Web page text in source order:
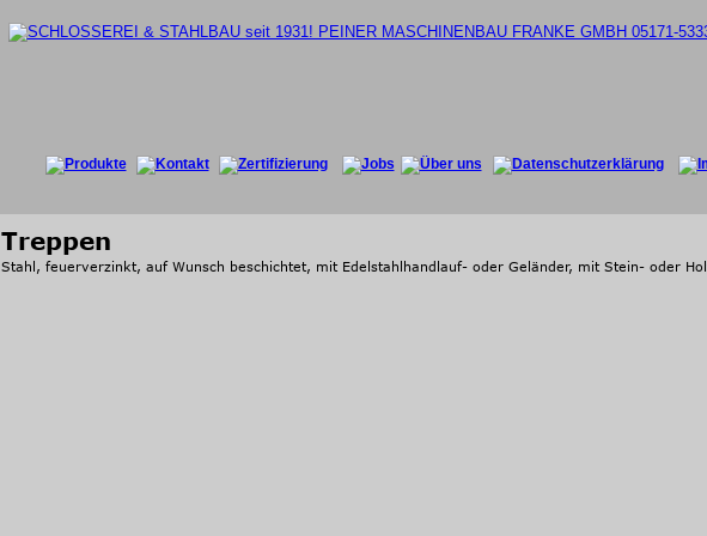
Treppen
Stahl, feuerverzinkt, auf Wunsch beschichtet, mit Edelstahlhandlauf- oder Geländer, mit Stein- oder